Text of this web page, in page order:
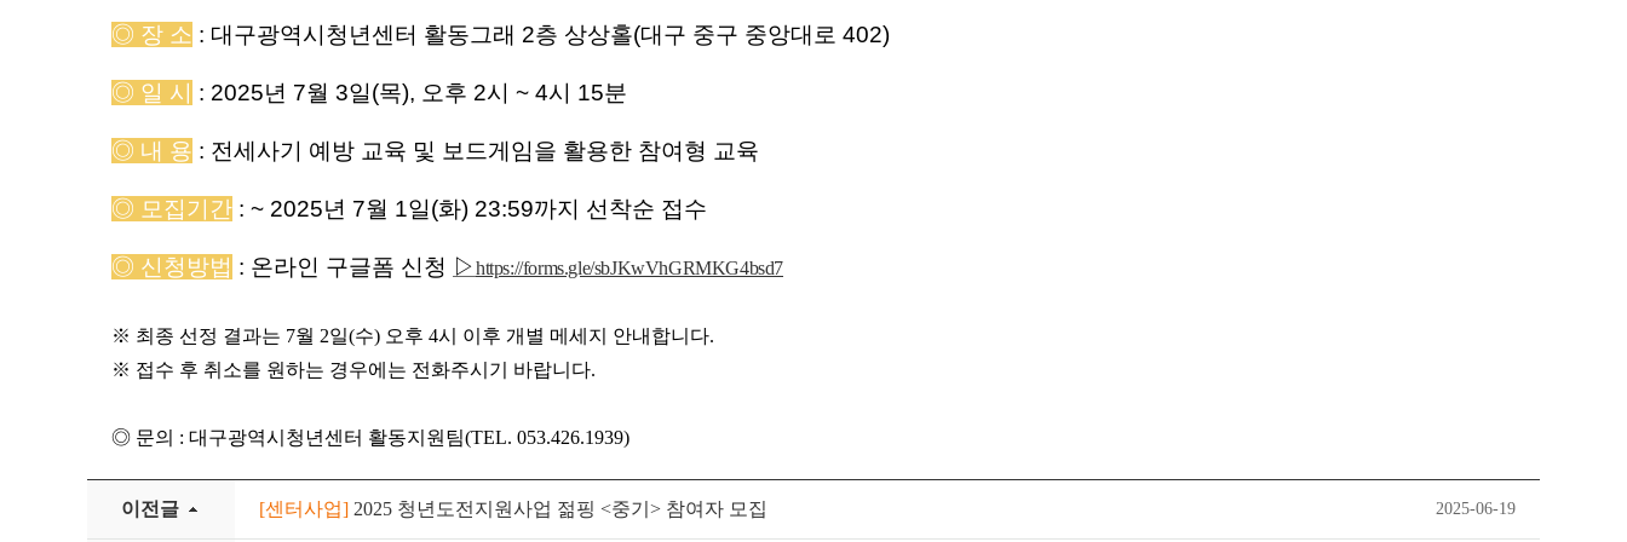
◎ 장 소 : 대구광역시청년센터 활동그래 2층 상상홀(대구 중구 중앙대로 402)
◎ 일 시 : 2025년 7월 3일(목), 오후 2시 ~ 4시 15분
◎ 내 용 : 전세사기 예방 교육 및 보드게임을 활용한 참여형 교육
◎ 모집기간 : ~ 2025년 7월 1일(화) 23:59까지 선착순 접수
◎ 신청방법 : 온라인 구글폼 신청 ▷https://forms.gle/sbJKwVhGRMKG4bsd7
※ 최종 선정 결과는 7월 2일(수) 오후 4시 이후 개별 메세지 안내합니다.
※ 접수 후 취소를 원하는 경우에는 전화주시기 바랍니다.
◎ 문의 : 대구광역시청년센터 활동지원팀(TEL. 053.426.1939)
이전글 [센터사업] 2025 청년도전지원사업 젊핑 <중기> 참여자 모집 2025-06-19